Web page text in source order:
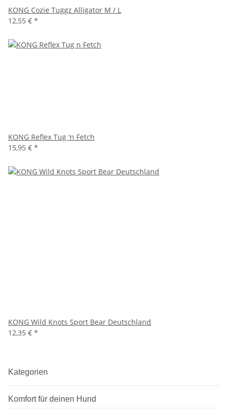
KONG Cozie Tuggz Alligator M / L
12,55 € *
KONG Reflex Tug 'n Fetch
15,95 € *
KONG Wild Knots Sport Bear Deutschland
12,35 € *
Kategorien
Komfort für deinen Hund